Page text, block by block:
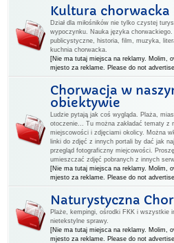
Kultura chorwacka
Dział dla miłośników nie tylko czystej
wypoczynku. Nauka języka chorwackiego.
publicystyczne, historia, film, muzyka,
kuchnia chorwacka.
[Nie ma tutaj miejsca na reklamy. Molim,
mjesto za reklame. Please do not
Chorwacja w
obiektywie
Ludzie pytają jak coś wygląda. Plaża,
otoczenie... Tu można zakładać tematy z
miejscowości i zdjęciami okolicy. Można
linki do zdjęć z innych portali by dać jak
przegląd fotograficzny miejcowości.
umieszczać zdjęć pobranych z innych
[Nie ma tutaj miejsca na reklamy. Molim,
mjesto za reklame. Please do not
Naturystyczna
Plaże, kempingi, ośrodki FKK i wszystkie
nietekstylne sprawy.
[Nie ma tutaj miejsca na reklamy. Molim,
mjesto za reklame. Please do not